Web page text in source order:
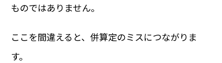
ものではありません。
ここを間違えると、併算定のミスにつながりま
す。